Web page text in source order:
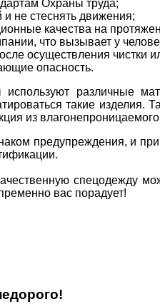
Охраны труда;
не стеснять движения;
качества на
что вызывает у
осуществления чистки
опасность.
различные
такие
из
предупреждения, и
спецодежду
вас порадует!